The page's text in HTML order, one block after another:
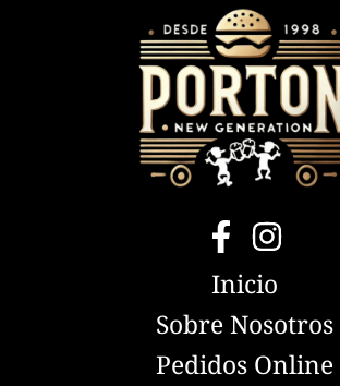
Inicio
Sobre Nosotros
Pedidos Online